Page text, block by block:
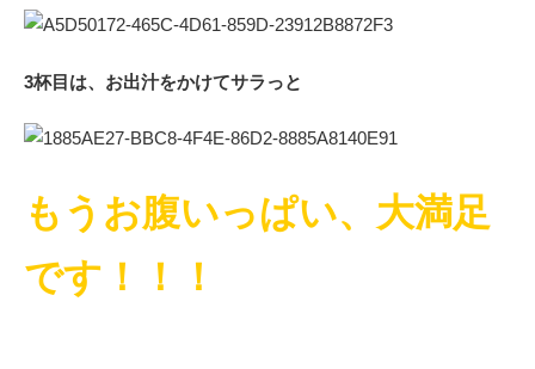
3杯目は、お出汁をかけてサラっと
もうお腹いっぱい、大満足
です！！！